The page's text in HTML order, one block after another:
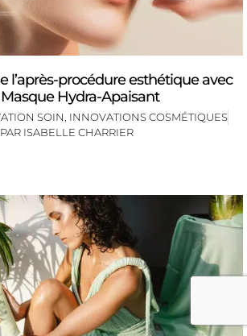
l’après-procédure esthétique avec
Hydra-Apaisant
SOIN INNOVATIONS COSMÉTIQUES
PAR ISABELLE CHARRIER